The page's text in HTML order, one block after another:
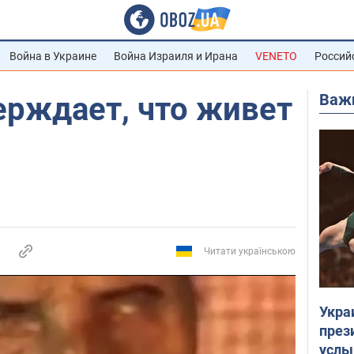
Война в Украине Война Израиля и Ирана VENETO
что живет
Читати українською